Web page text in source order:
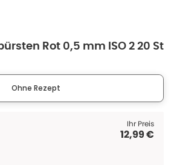
Rot 0,5 mm ISO 2 20 St
Ohne Rezept
Ihr Preis
12,99 €